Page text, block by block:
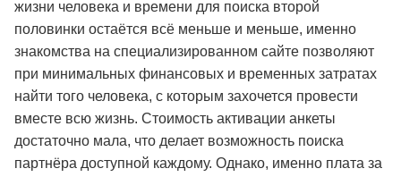
жизни человека и времени для поиска второй
половинки остаётся всё меньше и меньше, именно
знакомства на специализированном сайте позволяют
при минимальных финансовых и временных затратах
найти того человека, с которым захочется провести
вместе всю жизнь. Стоимость активации анкеты
достаточно мала, что делает возможность поиска
партнёра доступной каждому. Однако, именно плата за